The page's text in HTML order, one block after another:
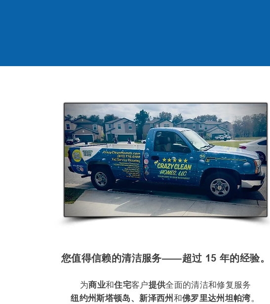
您值得信赖的清洁服务——超过 15 年的经验。
为商业和住宅客户提供全面的清洁和修复服务
纽约州斯塔顿岛、新泽西州 和佛罗里达州坦帕湾。